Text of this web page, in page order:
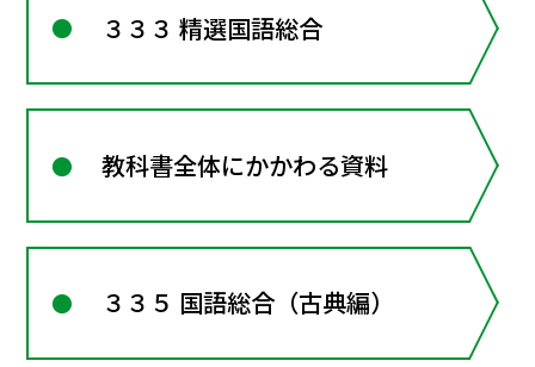
３３３ 精選国語総合
教科書全体にかかわる資料
３３５ 国語総合（古典編）